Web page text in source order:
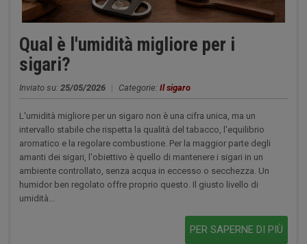
Qual è l'umidità migliore per i
sigari?
Inviato su: 25/05/2026 | Categorie: Il sigaro
L'umidità migliore per un sigaro non è una cifra unica, ma un
intervallo stabile che rispetta la qualità del tabacco, l'equilibrio
aromatico e la regolare combustione. Per la maggior parte degli
amanti dei sigari, l'obiettivo è quello di mantenere i sigari in un
ambiente controllato, senza acqua in eccesso o secchezza. Un
humidor ben regolato offre proprio questo. Il giusto livello di
umidità...
PER SAPERNE DI PIÙ